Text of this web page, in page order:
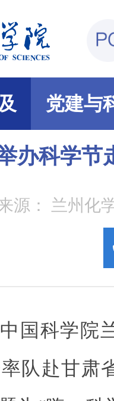
党建与
办科学节
源： 兰州化
国科学院
队赴甘肃